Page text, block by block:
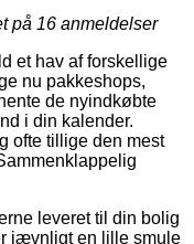
på 16 anmeldelser
et hav af forskellige
nu pakkeshops,
de nyindkøbte
i din kalender.
ofte tillige den mest
leveret til din bolig
jævnligt en lille smule